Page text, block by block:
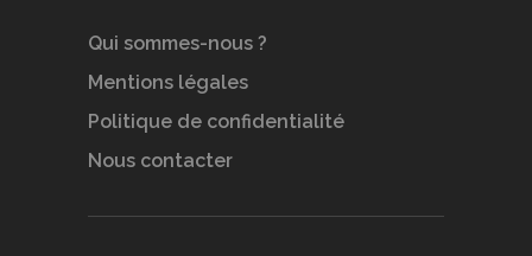
Qui sommes-nous ?
Mentions légales
Politique de confidentialité
Nous contacter